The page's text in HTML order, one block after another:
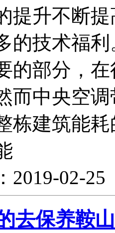
提升不断
的技术福
的部分，
而中央空
栋建筑能
2019-02-
去保养鞍